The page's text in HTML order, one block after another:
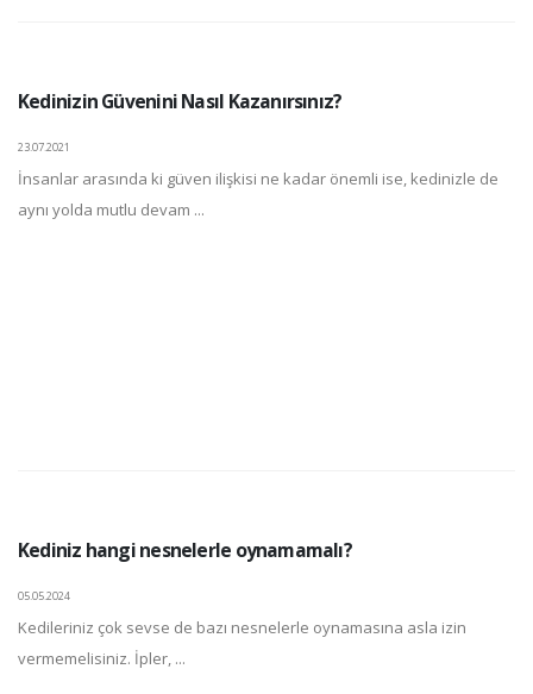
Kedinizin Güvenini Nasıl Kazanırsınız?
23.07.2021
İnsanlar arasında ki güven ilişkisi ne kadar önemli ise, kedinizle de
aynı yolda mutlu devam ...
Kediniz hangi nesnelerle oynamamalı?
05.05.2024
Kedileriniz çok sevse de bazı nesnelerle oynamasına asla izin
vermemelisiniz. İpler, ...